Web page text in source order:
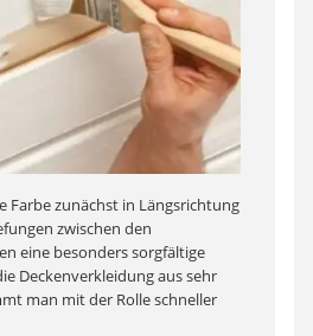
Farbe zunächst in Längsrichtung
zwischen den
eine besonders sorgfältige
Deckenverkleidung aus sehr
man mit der Rolle schneller